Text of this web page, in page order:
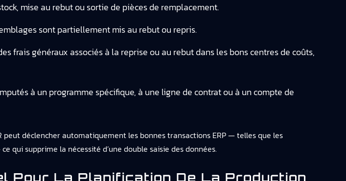
mise au rebut ou sortie de pièces de remplacement.
sont partiellement mis au rebut ou repris.
frais généraux associés à la reprise ou au rebut dans les bons centres de coûts,
à un programme spécifique, à une ligne de contrat ou à un compte de
déclencher automatiquement les bonnes transactions ERP — telles que les
qui supprime la nécessité d’une double saisie des données.
Pour La Planification De La Production